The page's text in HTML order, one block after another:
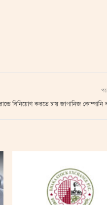
বিনিয়োগ করতে চায় জাপানিজ কোম্পানি